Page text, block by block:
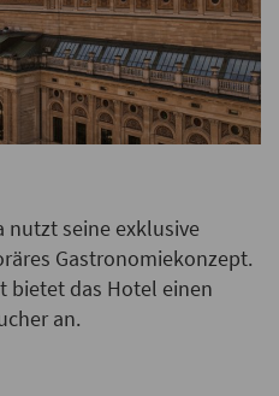
nutzt seine exklusive
Gastronomiekonzept.
bietet das Hotel einen
an.